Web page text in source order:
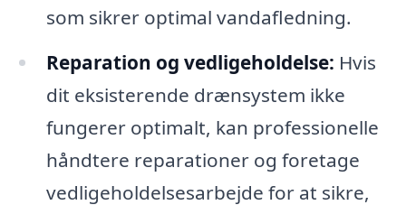
som sikrer optimal vandafledning.
Reparation og vedligeholdelse: Hvis
dit eksisterende drænsystem ikke
fungerer optimalt, kan professionelle
håndtere reparationer og foretage
vedligeholdelsesarbejde for at sikre,